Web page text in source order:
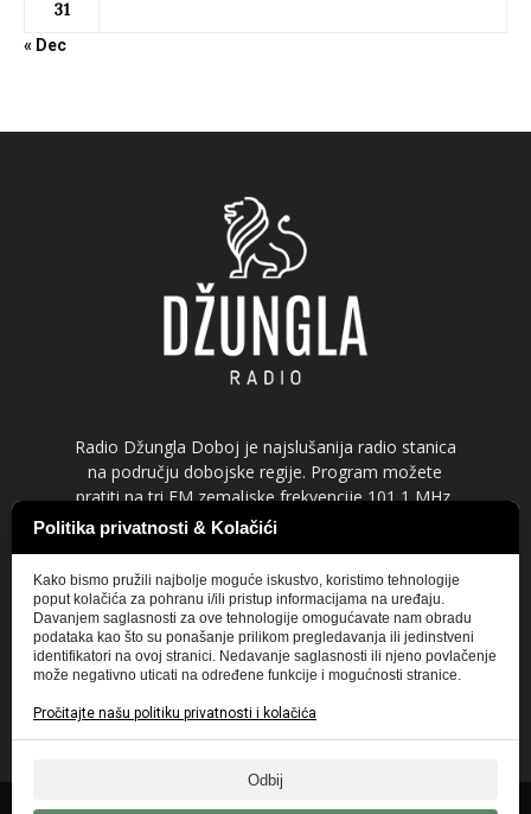
31
« Dec
Radio Džungla Doboj je najslušanija radio stanica
na području dobojske regije. Program možete
pratiti na tri FM zemaljske frekvencije 101,1 MHz,
103,6 MHz i 92,0 MHz, kao i dva dodatna on line
interneta.
Kontaktirajte nas:marketing@dzungla.net
Idi na glavnu stranicu
Politika privatnosti & Kolačići
Kako bismo pružili najbolje moguće iskustvo, koristimo tehnologije
poput kolačića za pohranu i/ili pristup informacijama na uređaju.
Davanjem saglasnosti za ove tehnologije omogućavate nam obradu
podataka kao što su ponašanje prilikom pregledavanja ili jedinstveni
identifikatori na ovoj stranici. Nedavanje saglasnosti ili njeno povlačenje
može negativno uticati na određene funkcije i mogućnosti stranice.
Pročitajte našu politiku privatnosti i kolačića
Odbij